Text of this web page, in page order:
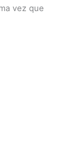
vez que